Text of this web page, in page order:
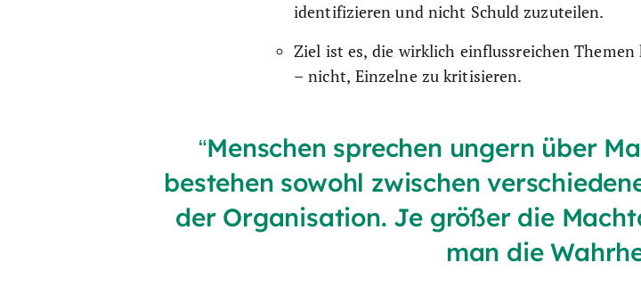
identifizieren und nicht Schuld zuzuteilen.
Ziel ist es, die wirklich einflussreichen
– nicht, Einzelne zu kritisieren.
Menschen sprechen ungern über
bestehen sowohl zwischen
der Organisation. Je größer die
man die